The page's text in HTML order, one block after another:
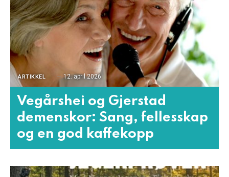
ARTIKKEL 12. april 2026
Vegårshei og Gjerstad
demenskor: Sang, fellesskap
og en god kaffekopp